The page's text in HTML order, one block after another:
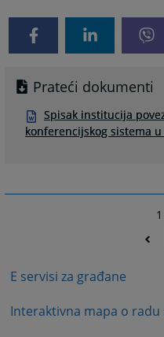
E servisi za građane
Interaktivna mapa o radu
Prateći dokumenti
Spisak institucija
konferencijskog sistema